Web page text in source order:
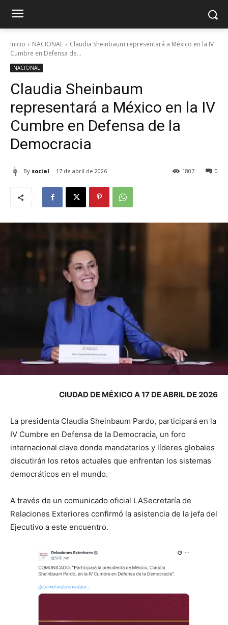
Inicio NACIONAL
Claudia Sheinbaum representará a México en la IV
Cumbre en Defensa de...
NACIONAL
Claudia Sheinbaum
representará a México en la IV
Cumbre en Defensa de la
Democracia
By social 17 de abril de 2026 0
1807
CIUDAD DE MÉXICO A 17 DE ABRIL DE 2026
La presidenta Claudia Sheinbaum Pardo, participará en la
IV Cumbre en Defensa de la Democracia, un foro
internacional clave donde mandatarios y líderes globales
discutirán los retos actuales que enfrentan los sistemas
democráticos en el mundo.
A través de un comunicado oficial LASecretaría de
Relaciones Exteriores confirmó la asistencia de la jefa del
Ejecutivo a este encuentro.